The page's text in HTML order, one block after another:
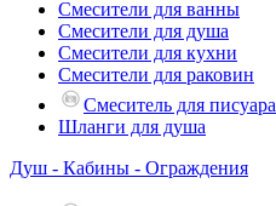
Смесители для ванны
Смесители для душа
Смесители для кухни
Смесители для раковин
Смеситель для писуара
Шланги для душа
Душ - Кабины - Ограждения